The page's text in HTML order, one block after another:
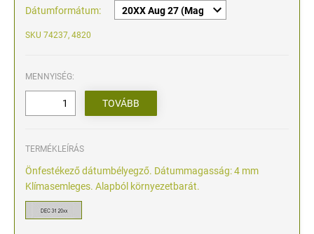
Dátumformátum:
SKU 74237, 4820
MENNYISÉG:
TERMÉKLEÍRÁS
Önfestékező dátumbélyegző. Dátummagasság: 4 mm
Klímasemleges. Alapból környezetbarát.